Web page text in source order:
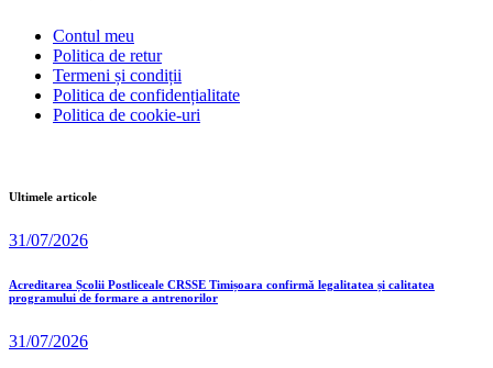
Contul meu
Politica de retur
Termeni și condiții
Politica de confidențialitate
Politica de cookie-uri
Ultimele articole
31/07/2026
Acreditarea Școlii Postliceale CRSSE Timișoara confirmă legalitatea și calitatea
programului de formare a antrenorilor
31/07/2026